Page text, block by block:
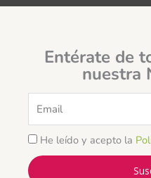
Entérate de
nuestra
He leído y acepto la